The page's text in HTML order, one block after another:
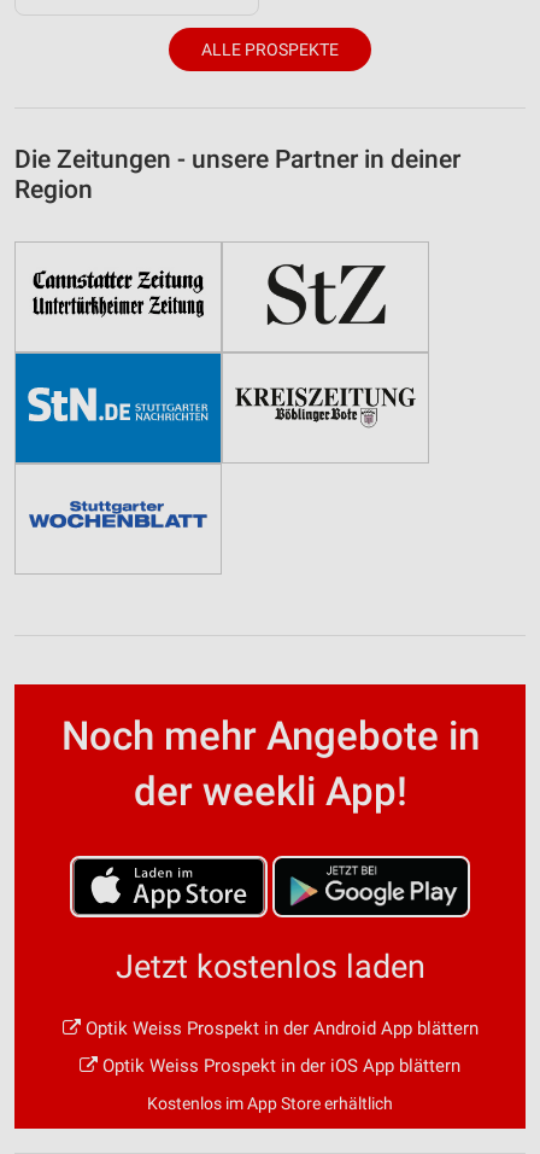
ALLE PROSPEKTE
Die Zeitungen - unsere Partner in deiner
Region
Noch mehr Angebote in
der weekli App!
Jetzt kostenlos laden
Optik Weiss Prospekt in der Android App blättern
Optik Weiss Prospekt in der iOS App blättern
Kostenlos im App Store erhältlich